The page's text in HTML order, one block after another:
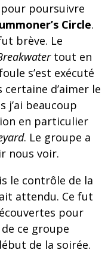
poursuivre
Circle.
brève. Le
tout en
s’est exécuté
certaine d’aimer le
j’ai beaucoup
en particulier
. Le groupe a
nous voir.
le contrôle de la
attendu. Ce fut
pour
ce groupe
de la soirée.